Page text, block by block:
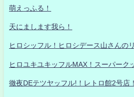
萌えっふる！
天にまします我ら！
ヒロシッフル！ヒロシデース山さんの
ヒロユキユキッフルMAX！スーパーク
徹夜DEテツヤッフル!！レトロ館2号店！